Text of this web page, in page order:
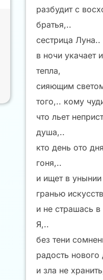
разбудит с
братья,..
сестрица Луна..
в ночи укачает
тепла,
сияющим
того,.. кому
что льет
душа,..
кто день ото
гоня,..
и ищет в унынии
гранью
и не страшась в
Я,..
без тени
радость нового
и зла не